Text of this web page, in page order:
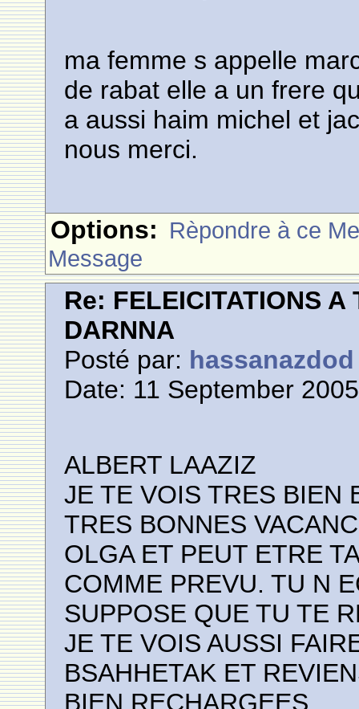
ma femme s appelle
de rabat elle a un frere
a aussi haim michel et
nous merci.
Options: Rèpondre à ce
Message
Re: FELEICITATIONS A
DARNNA
Posté par: hassanazdod
Date: 11 September
ALBERT LAAZIZ
JE TE VOIS TRES BIEN
TRES BONNES
OLGA ET PEUT ETRE
COMME PREVU. TU N
SUPPOSE QUE TU TE
JE TE VOIS AUSSI
BSAHHETAK ET
BIEN RECHARGEES